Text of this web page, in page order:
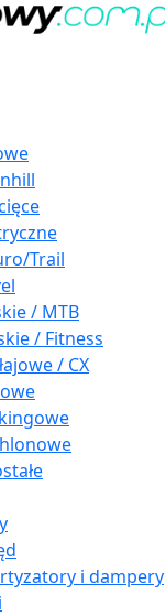
Trail
/ MTB
/ Fitness
/ CX
i dampery